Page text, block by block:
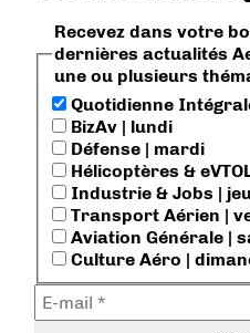
Recevez dans votre
dernières actualités
une ou plusieurs
Quotidienne
BizAv | lundi
Défense | mardi
Hélicoptères &
Industrie & Jobs |
Transport Aérien |
Aviation Générale |
Culture Aéro |